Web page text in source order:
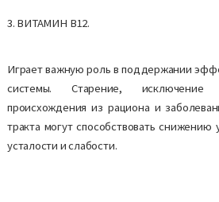
3. ВИТАМИН B12.
Играет важную роль в поддержании
системы. Старение, исключение
происхождения из рациона и
тракта могут способствовать снижению
усталости и слабости.